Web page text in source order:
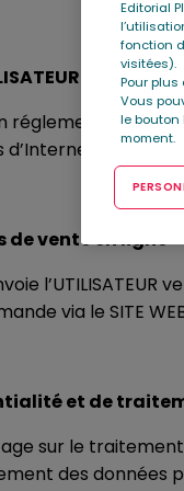
réglementent
L’accès
de vente en ligne
via le SITE
et de
sur le traitement
des données
Editorial
fonction
visitées).
Pour
Vous
le bouton
moment.